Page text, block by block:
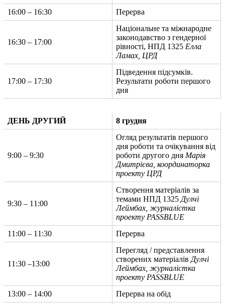
16:00 – 16:30
Перерва
16:30 – 17:00
Національне та міжнародне
законодавство з гендерної
рівності, НПД 1325 Елла
Ламах, ЦРД
17:00 – 17:30
Підведення підсумків.
Результати роботи першого
дня
ДЕНЬ ДРУГИЙ 8 грудня
9:00 – 9:30
Огляд результатів першого
дня роботи та очікування від
роботи другого дня Марія
Дмитрієва, координаторка
проекту ЦРД
9:30 – 11:00
Створення матеріалів за
темами НПД 1325 Дулчі
Леймбах, журналістка
проекту PASSBLUE
11:00 – 11:30
Перерва
11:30 –13:00
Перегляд / представлення
створених матеріалів Дулчі
Леймбах, журналістка
проекту PASSBLUE
13:00 – 14:00
Перерва на обід